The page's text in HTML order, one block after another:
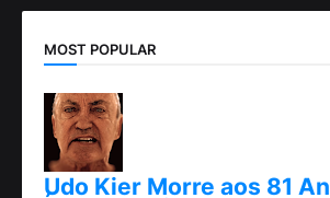
MOST POPULAR
Udo Kier Morre aos 81